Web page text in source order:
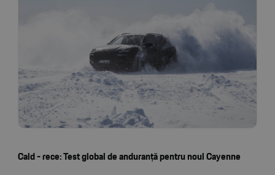
Cald - rece: Test global de anduranță pentru noul Cayenne